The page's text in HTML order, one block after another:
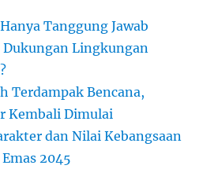
Tanggung Jawab
Dukungan Lingkungan
Terdampak Bencana,
Kembali Dimulai
dan Nilai Kebangsaan
2045